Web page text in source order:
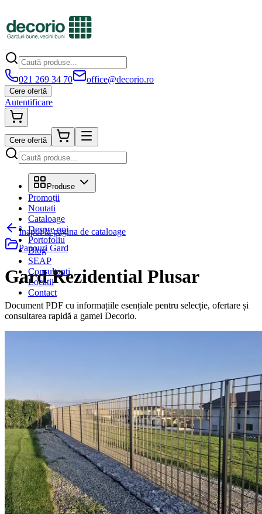
021 269 34 70 office@decorio.ro
Cere ofertă
Autentificare
Cere ofertă
Produse
Promoții
Noutati
Cataloage
Despre noi
Portofoliu
Blog
SEAP
Consultanti
Locatii
Contact
Înapoi la pagina de cataloage
Panouri Gard
Gard Rezidential Plusar
Document PDF cu informațiile esențiale pentru selecție, ofertare și
consultarea rapidă a gamei Decorio.